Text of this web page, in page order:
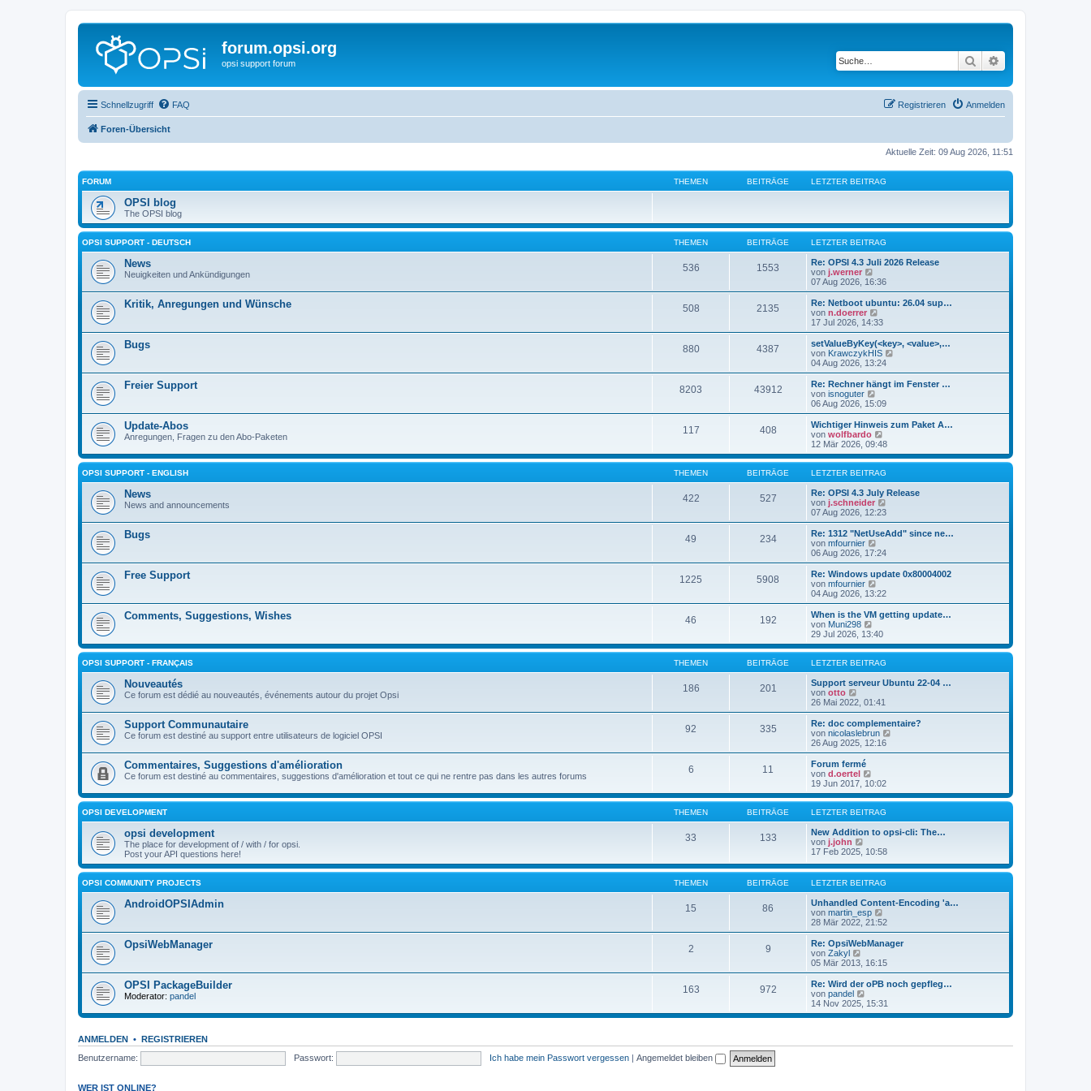
forum.opsi.org
opsi support forum Suche
Schnellzugriff FAQ Anmelden
Registrieren
Foren-Übersicht
Aktuelle Zeit: 09 Aug 2026, 11:51
FORUM THEMEN BEITRÄGE LETZTER BEITRAG
OPSI blog
The OPSI blog
OPSI SUPPORT - DEUTSCH THEMEN BEITRÄGE LETZTER BEITRAG
News
Neuigkeiten und Ankündigungen
536 1553
Re: OPSI 4.3 Juli 2026 Release
von j.werner
e
u
e
s
t
r
B
e
i
r
a
g
07 Aug 2026, 16:36
Kritik, Anregungen und Wünsche 508 2135
Re: Netboot ubuntu: 26.04 sup…
von n.doerrer
e
u
e
s
t
B
e
i
r
a
g
17 Jul 2026, 14:33
Bugs 880 4387
setValueByKey(<key>, <value>,…
von KrawczykHIS
u
e
B
t
g
04 Aug 2026, 13:24
Freier Support 8203 43912
Re: Rechner hängt im Fenster …
von isnoguter
e
u
e
s
t
r
B
e
i
t
r
06 Aug 2026, 15:09
Update-Abos
Anregungen, Fragen zu den Abo-Paketen
117 408
Wichtiger Hinweis zum Paket A…
von wolfbardo
e
u
e
s
t
e
r
B
e
i
r
g
12 Mär 2026, 09:48
OPSI SUPPORT - ENGLISH THEMEN BEITRÄGE LETZTER BEITRAG
News
News and announcements
422 527
Re: OPSI 4.3 July Release
von j.schneider
u
e
B
r
07 Aug 2026, 12:23
Bugs 49 234
Re: 1312 "NetUseAdd" since ne…
von mfournier
e
u
e
s
t
B
e
i
t
r
a
06 Aug 2026, 17:24
Free Support 1225 5908
Re: Windows update 0x80004002
von mfournier
e
u
e
s
t
r
B
e
i
r
04 Aug 2026, 13:22
Comments, Suggestions, Wishes 46 192
When is the VM getting update…
von Muni298
e
u
e
s
t
e
B
e
i
t
r
29 Jul 2026, 13:40
OPSI SUPPORT - FRANÇAIS THEMEN BEITRÄGE LETZTER BEITRAG
Nouveautés
Ce forum est dédié au nouveautés, événements autour du projet Opsi
186 201
Support serveur Ubuntu 22-04 …
von otto
e
u
e
s
t
e
B
e
t
r
a
g
26 Mai 2022, 01:41
Support Communautaire
Ce forum est destiné au support entre utilisateurs de logiciel OPSI
92 335
Re: doc complementaire?
von nicolaslebrun
u
r
e
i
g
26 Aug 2025, 12:16
Commentaires, Suggestions d'amélioration
Ce forum est destiné au commentaires, suggestions d'amélioration et tout ce qui ne rentre pas dans les autres forums
6 11
Forum fermé
von d.oertel
e
u
e
s
t
e
B
i
t
a
g
19 Jun 2017, 10:02
OPSI DEVELOPMENT THEMEN BEITRÄGE LETZTER BEITRAG
opsi development
The place for development of / with / for opsi.
Post your API questions here!
33 133
New Addition to opsi-cli: The…
von j.john
e
e
s
e
r
B
e
t
r
a
g
17 Feb 2025, 10:58
OPSI COMMUNITY PROJECTS THEMEN BEITRÄGE LETZTER BEITRAG
AndroidOPSIAdmin 15 86
Unhandled Content-Encoding 'a…
von martin_esp
e
u
e
t
B
e
i
t
g
28 Mär 2022, 21:52
OpsiWebManager 2 9
Re: OpsiWebManager
von Zakyl
e
u
e
s
t
e
r
i
05 Mär 2013, 16:15
OPSI PackageBuilder
Moderator: pandel
163 972
Re: Wird der oPB noch gepfleg…
von pandel
e
u
14 Nov 2025, 15:31
ANMELDEN • REGISTRIEREN
Benutzername:
Passwort: Ich habe mein Passwort vergessen | Angemeldet bleiben
WER IST ONLINE?